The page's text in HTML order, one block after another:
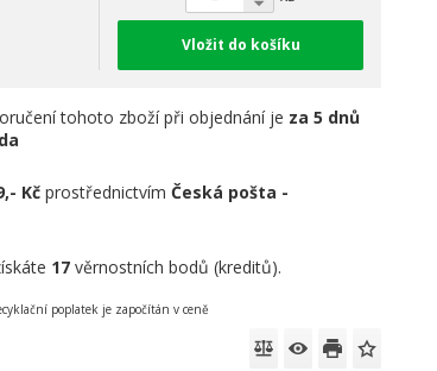
Vložit do košíku
tohoto zboží při objednání je za 5 dnů
Kč prostřednictvímČeská pošta -
17 věrnostních bodů (kreditů).
poplatek je započítán v ceně